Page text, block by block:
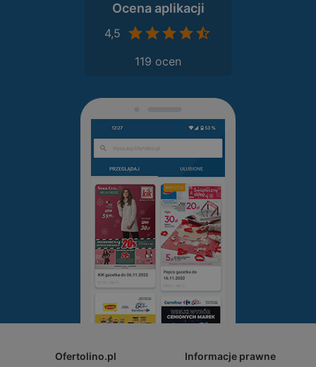
Ocena aplikacji
4,5
119 ocen
Ofertolino.pl Informacje prawne